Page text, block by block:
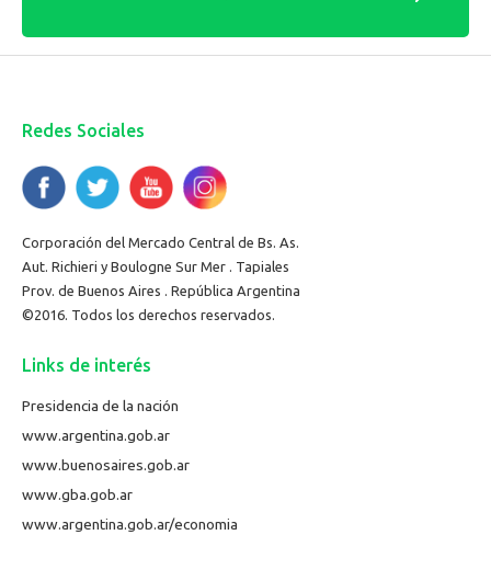
Redes Sociales
Corporación del Mercado Central de Bs. As.
Aut. Richieri y Boulogne Sur Mer . Tapiales
Prov. de Buenos Aires . República Argentina
©2016. Todos los derechos reservados.
Links de interés
Presidencia de la nación
www.argentina.gob.ar
www.buenosaires.gob.ar
www.gba.gob.ar
www.argentina.gob.ar/economia